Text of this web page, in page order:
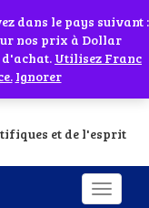
en face
et de l'esprit
nous par WhatsApp au
dans le pays suivant :
nos prix à Dollar
Utilisez Franc
Ignorer